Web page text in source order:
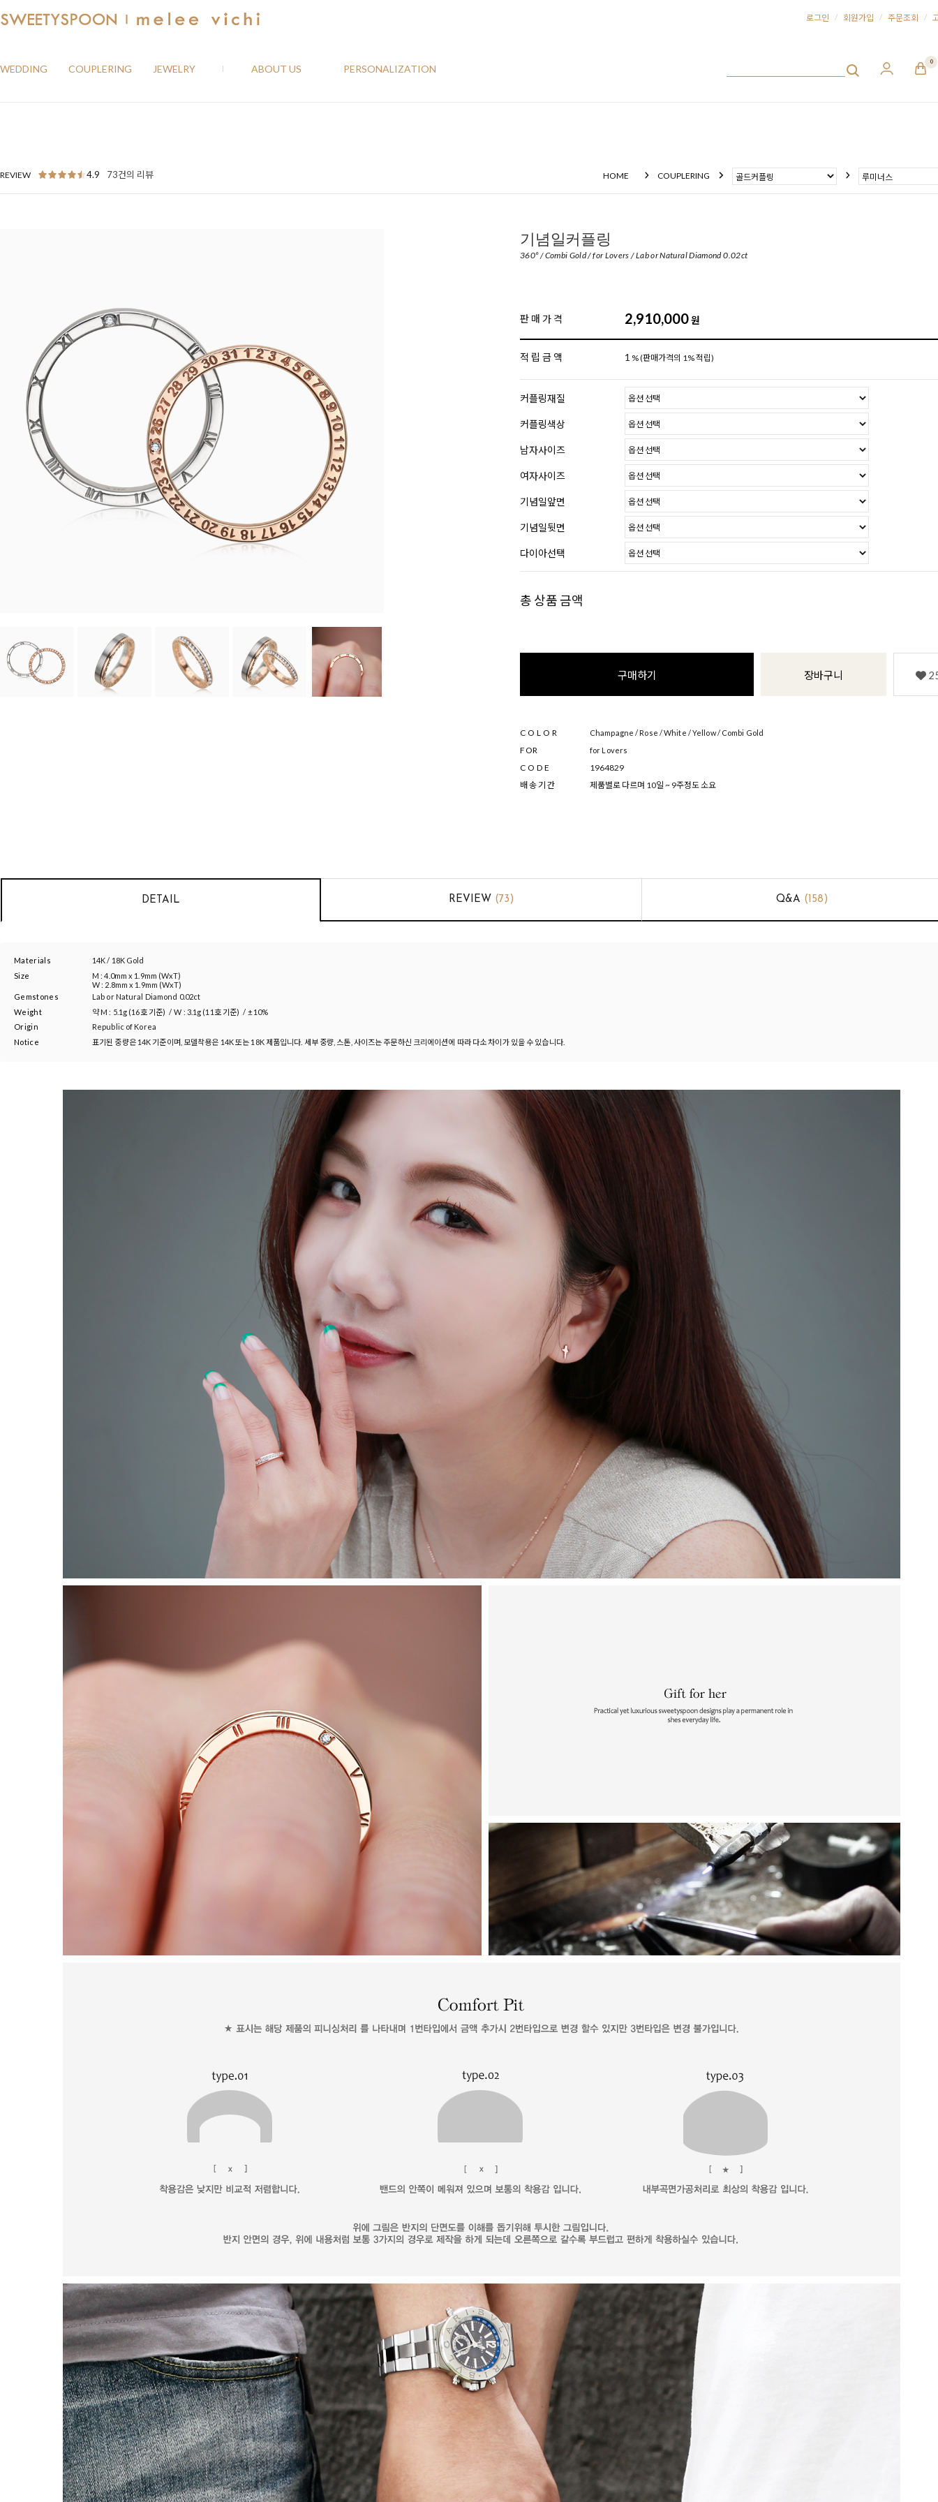
로그인 / 회원가입 / 주문조회 /
WEDDING COUPLERING JEWELRY ABOUT US PERSONALIZATION
0
REVIEW 4.9 73건의 리뷰 HOME COUPLERING
기념일커플링
360º / Combi Gold / for Lovers / Lab or Natural Diamond 0.02ct
판 매 가 격 2,910,000원
적 립 금 액 1 %(판매가격의 1% 적립)
커플링재질
커플링색상
남자사이즈
여자사이즈
기념일앞면
기념일뒷면
다이아선택
총 상품 금액
구매하기 장바구니
COLOR Champagne / Rose / White / Yellow / Combi Gold
FOR for Lovers
CODE
1964829
배 송 기 간
제품별로 다르며 10일 ~ 9주정도 소요
DETAIL REVIEW (73) Q&A (158)
Materials
14K / 18K Gold
Size
M : 4.0mm x 1.9mm (WxT)
W : 2.8mm x 1.9mm (WxT)
Gemstones
Lab or Natural Diamond 0.02ct
Weight
약M : 5.1g (16호 기준) / W : 3.1g (11호 기준) / ±10%
Origin
Republic of Korea
Notice
표기된 중량은 14K 기준이며, 모델착용은 14K 또는 18K 제품입니다. 세부 중량, 스톤, 사이즈는 주문하신 크리에이션에 따라 다소 차이가 있을 수 있습니다.